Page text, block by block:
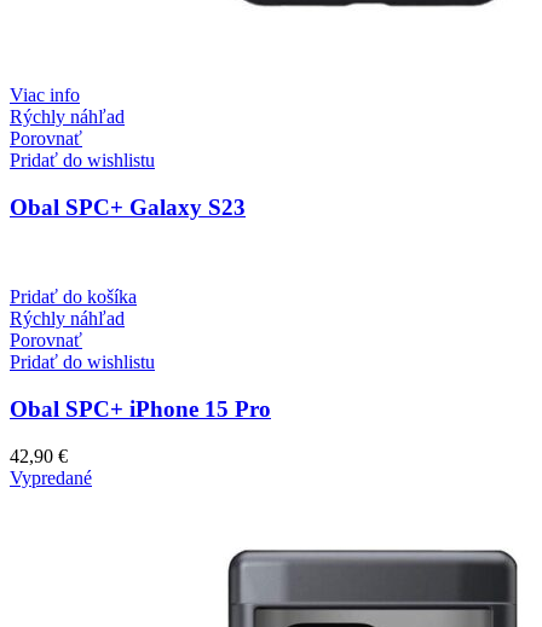
Viac info
Rýchly náhľad
Porovnať
Pridať do wishlistu
Obal SPC+ Galaxy S23
Pridať do košíka
Rýchly náhľad
Porovnať
Pridať do wishlistu
Obal SPC+ iPhone 15 Pro
42,90 €
Vypredané